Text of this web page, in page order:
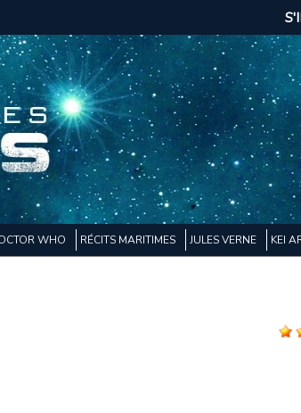
WHO RÉCITS MARITIMES JULES VERNE KEI